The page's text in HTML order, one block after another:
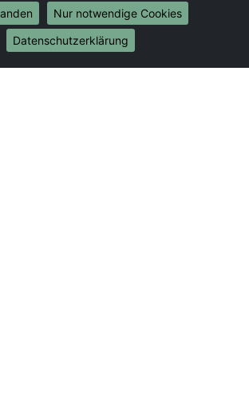
nach Bonn
nach Münster
Nur notwendige Cookies
Datenschutzerklärung